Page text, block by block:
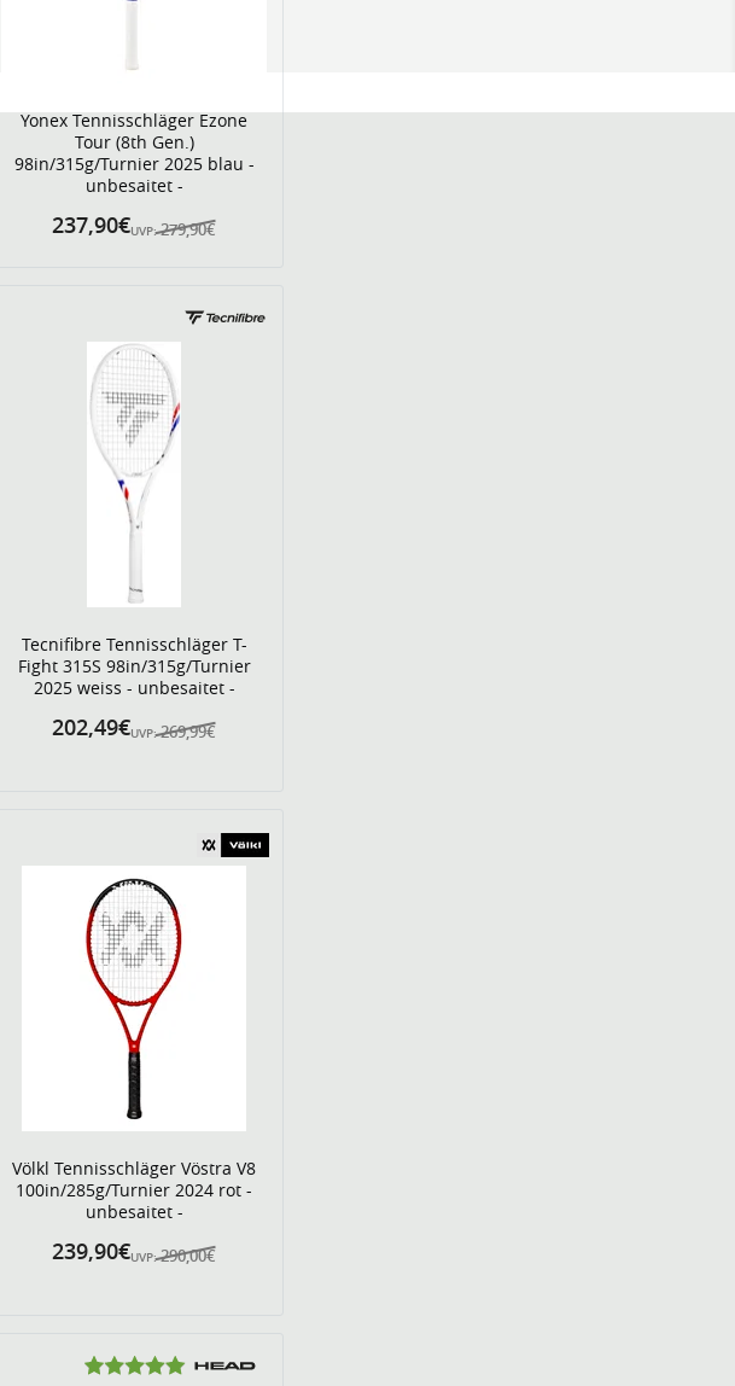
Yonex Tennisschläger Ezone
Tour (8th Gen.)
98in/315g/Turnier 2025 blau -
unbesaitet -
UVP: 279,90€
237,90€
Tecnifibre Tennisschläger T-
Fight 315S 98in/315g/Turnier
2025 weiss - unbesaitet -
UVP: 269,99€
202,49€
Völkl Tennisschläger Vöstra V8
100in/285g/Turnier 2024 rot -
unbesaitet -
UVP: 290,00€
239,90€